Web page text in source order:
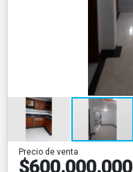
Precio de venta
$600.000.000